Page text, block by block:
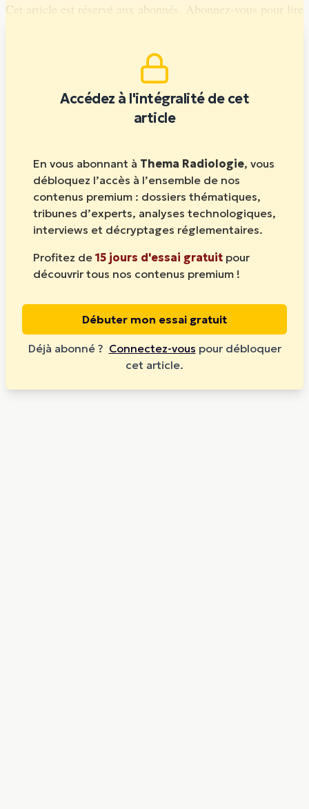
Cet article est réservé aux abonnés. Abonnez-vous pour lire
Accédez à l'intégralité de cet
article
En vous abonnant à Thema Radiologie, vous
débloquez l’accès à l’ensemble de nos
contenus premium : dossiers thématiques,
tribunes d’experts, analyses technologiques,
interviews et décryptages réglementaires.
Profitez de 15 jours d'essai gratuit pour
découvrir tous nos contenus premium !
Débuter mon essai gratuit
Déjà abonné ? Connectez-vous pour débloquer
cet article.